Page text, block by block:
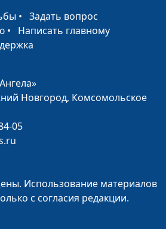
Людмила Верлан,
психолог, консультант по
семейным отношениям
Людмила Верлан,
психолог, консультант по
семейным отношениям
Александр Сахаров,
• Задать вопрос
• Написать главному
Новгород, Комсомольское
05
Использование материалов
с согласия редакции.